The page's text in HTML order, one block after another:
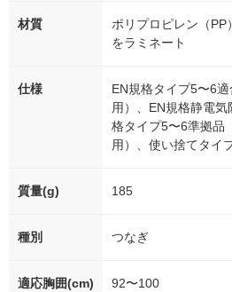
材質
ポリプロピレン（PP
をラミネート
仕様
EN規格タイプ5〜6
用）、EN規格静電
格タイプ5〜6準拠品
用）、使い捨てタイ
質量(g) 185
種別 つなぎ
適応胸囲(cm) 92〜100